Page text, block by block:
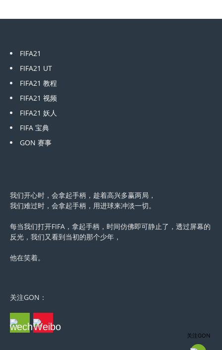
FIFA21
FIFA21 UT
FIFA21 教程
FIFA21 视频
FIFA21 妖人
FIFA 宝典
GON 赛事
我们开心时，会拿起手柄，趁着高兴多赢两局，
我们难过时，会拿起手柄，用进球来冲淡一切。
每当我们打开FIFA，拿起手柄，时间仿佛即可静止了，透过屏幕的
反光，我们又看到当初的那个少年，
他在笑着。
关注GON：
关注GON